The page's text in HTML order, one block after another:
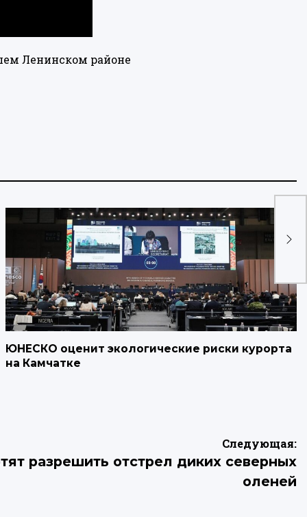
Ленинском районе
ЮНЕСКО оценит экологические риски курорта
на Камчатке
Следующая:
разрешить отстрел диких северных
оленей